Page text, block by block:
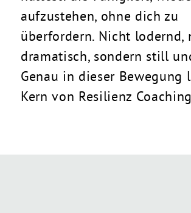
aufzustehen, ohne dich zu
überfordern. Nicht lodernd,
dramatisch, sondern still
Genau in dieser Bewegung
Kern von Resilienz